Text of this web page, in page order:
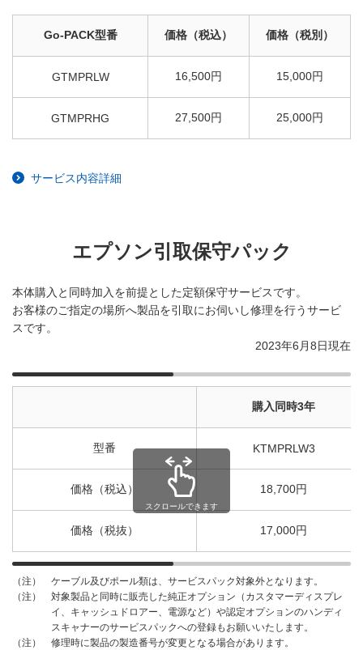
Go-PACK型番 価格（税込） 価格（税別）
GTMPRLW 16,500円 15,000円
GTMPRHG 27,500円 25,000円
サービス内容詳細
エプソン引取保守パック
本体購入と同時加入を前提とした定額保守サービスです。
お客様のご指定の場所へ製品を引取にお伺いし修理を行うサービ
スです。
2023年6月8日現在
購入同時3年
型番 KTMPRLW3
価格（税込） 18,700円
価格（税抜） 17,000円
スクロールできます
（注）
ケーブル及びポール類は、サービスパック対象外となります。
（注）
対象製品と同時に販売した純正オプション（カスタマーディスプレ
イ、キャッシュドロアー、電源など）や認定オプションのハンディ
スキャナーのサービスパックへの登録もお願いいたします。
（注）
修理時に製品の製造番号が変更となる場合があります。